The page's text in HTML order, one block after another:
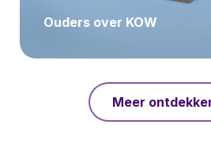
Ouders over KOW
Meer